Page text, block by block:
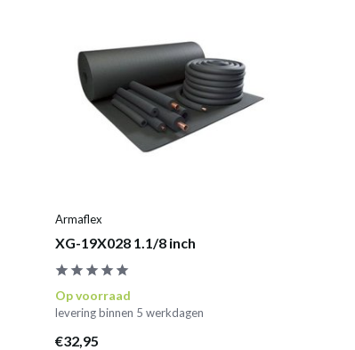
Armaflex
XG-19X028 1.1/8 inch
Op voorraad
levering binnen 5 werkdagen
€32,95